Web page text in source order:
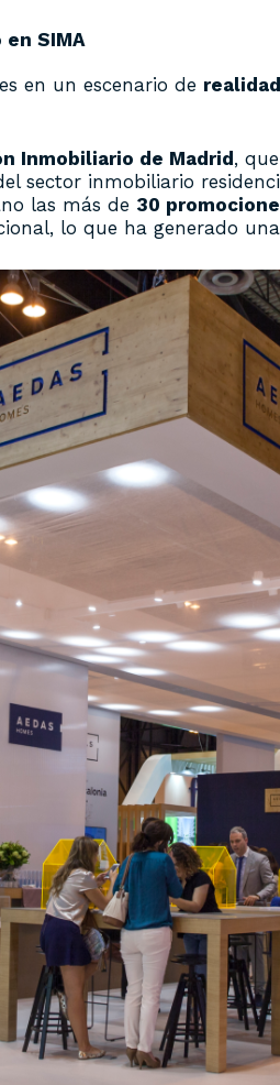
SIMA
en un escenario de
Inmobiliario de Madrid ,
sector inmobiliario
las más de 30
lo que ha generado